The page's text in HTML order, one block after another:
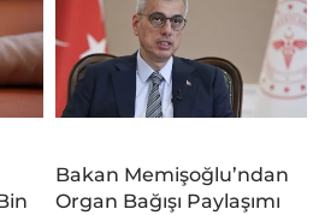
Bakan Memişoğlu’ndan
Organ Bağışı Paylaşımı